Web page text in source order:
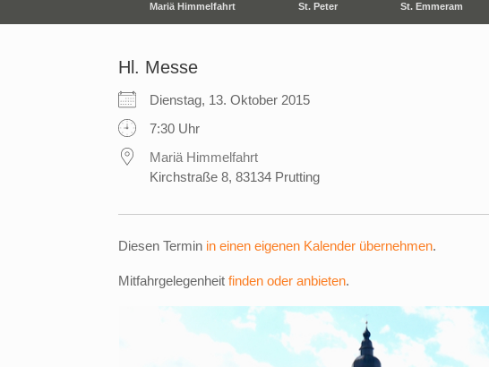
Mariä Himmelfahrt St. Peter St. Emmeram
Hl. Messe
Dienstag, 13. Oktober 2015
7:30 Uhr
Mariä Himmelfahrt
Kirchstraße 8, 83134 Prutting
Diesen Termin in einen eigenen Kalender übernehmen.
Mitfahrgelegenheit finden oder anbieten.